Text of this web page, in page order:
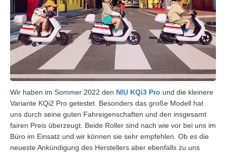
Wir haben im Sommer 2022 den NIU KQi3 Pro und die kleinere
Variante KQi2 Pro getestet. Besonders das große Modell hat
uns durch seine guten Fahreigenschaften und den insgesamt
fairen Preis überzeugt. Beide Roller sind nach wie vor bei uns im
Büro im Einsatz und wir können sie sehr empfehlen. Ob es die
neueste Ankündigung des Herstellers aber ebenfalls zu uns